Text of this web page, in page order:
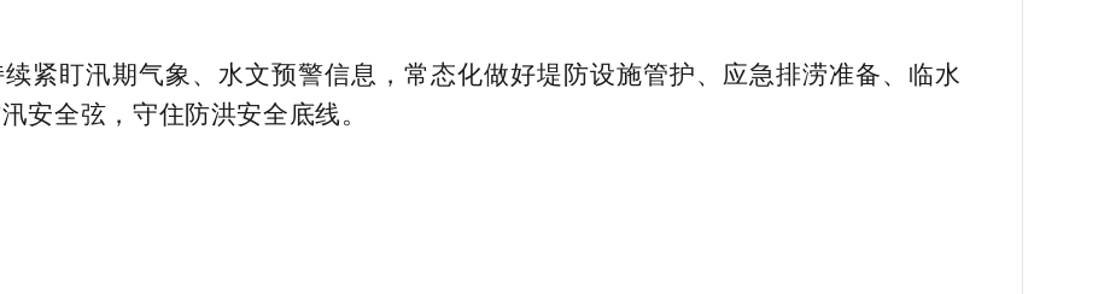
紧盯汛期气象、水文预警信息，常态化做好堤防设施管护、应急排涝准备、临水
安全弦，守住防洪安全底线。